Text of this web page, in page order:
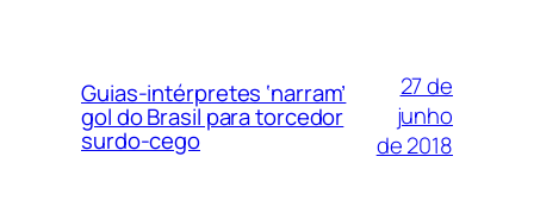
Guias-intérpretes ‘narram’
gol do Brasil para torcedor
surdo-cego
27 de
junho
de 2018